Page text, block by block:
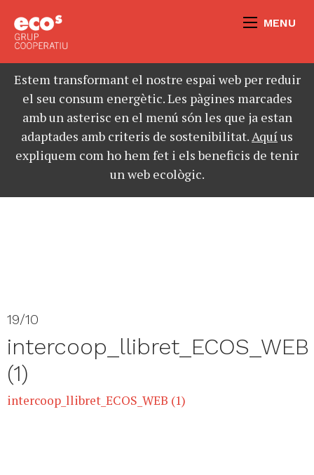
MENU
Estem transformant el nostre espai web per reduir
el seu consum energètic. Les pàgines marcades
amb un asterisc en el menú són les que ja estan
adaptades amb criteris de sostenibilitat.Aquíus
expliquem com ho hem fet i els beneficis de tenir
un web ecològic.
19/10
intercoop_llibret_ECOS_WEB
(1)
intercoop_llibret_ECOS_WEB (1)